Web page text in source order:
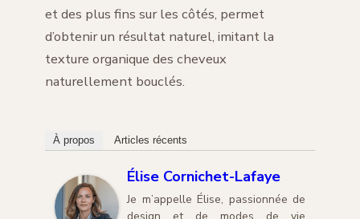
et des plus fins sur les côtés, permet
d’obtenir un résultat naturel, imitant la
texture organique des cheveux
naturellement bouclés.
À propos Articles récents
Élise Cornichet-Lafaye
Je m’appelle Élise, passionnée de
design et de modes de vie